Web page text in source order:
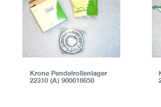
Krone Pendelrollenlager
22310 (A) 900018650